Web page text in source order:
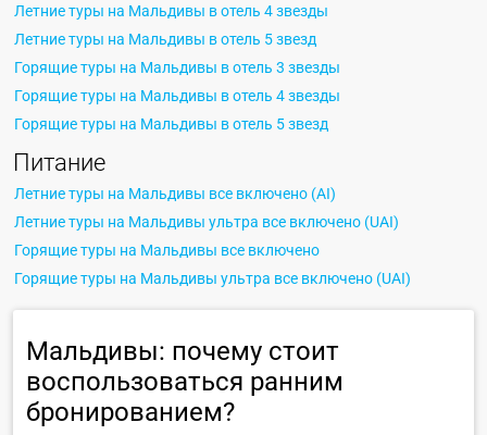
Летние туры на Мальдивы в отель 4 звезды
Летние туры на Мальдивы в отель 5 звезд
Горящие туры на Мальдивы в отель 3 звезды
Горящие туры на Мальдивы в отель 4 звезды
Горящие туры на Мальдивы в отель 5 звезд
Питание
Летние туры на Мальдивы все включено (AI)
Летние туры на Мальдивы ультра все включено (UAI)
Горящие туры на Мальдивы все включено
Горящие туры на Мальдивы ультра все включено (UAI)
Мальдивы: почему стоит
воспользоваться ранним
бронированием?